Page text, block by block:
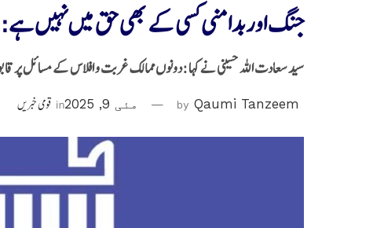
جنگ اور بدامنی کسی کے بھی حق میں نہیں ہے:
سید سعادت اللہ حسینی نے کہا :دونوں ممالک غربت و افلاس کے مسائل پر
by Qaumi Tanzeem مئی 9, 2025 in قومی خبریں